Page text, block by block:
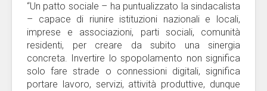
“Un patto sociale – ha puntualizzato la sindacalista
– capace di riunire istituzioni nazionali e locali,
imprese e associazioni, parti sociali, comunità
residenti, per creare da subito una sinergia
concreta. Invertire lo spopolamento non significa
solo fare strade o connessioni digitali, significa
portare lavoro, servizi, attività produttive, dunque